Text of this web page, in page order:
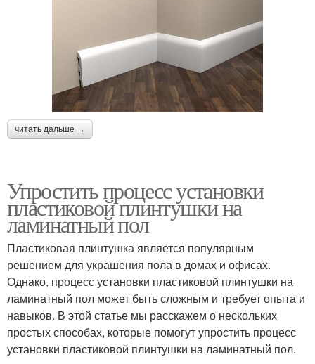
читать дальше →
Упростить процесс установки
пластиковой плинтушки на
ламинатный пол
Пластиковая плинтушка является популярным
решением для украшения пола в домах и офисах.
Однако, процесс установки пластиковой плинтушки на
ламинатный пол может быть сложным и требует опыта и
навыков. В этой статье мы расскажем о нескольких
простых способах, которые помогут упростить процесс
установки пластиковой плинтушки на ламинатный пол.